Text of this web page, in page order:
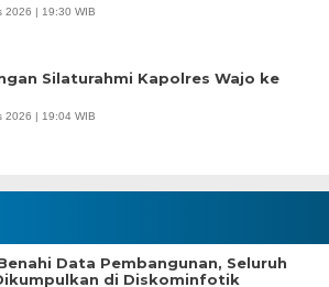
2026 | 19:30 WIB
Silaturahmi Kapolres Wajo ke
2026 | 19:04 WIB
Data Pembangunan, Seluruh
di Diskominfotik